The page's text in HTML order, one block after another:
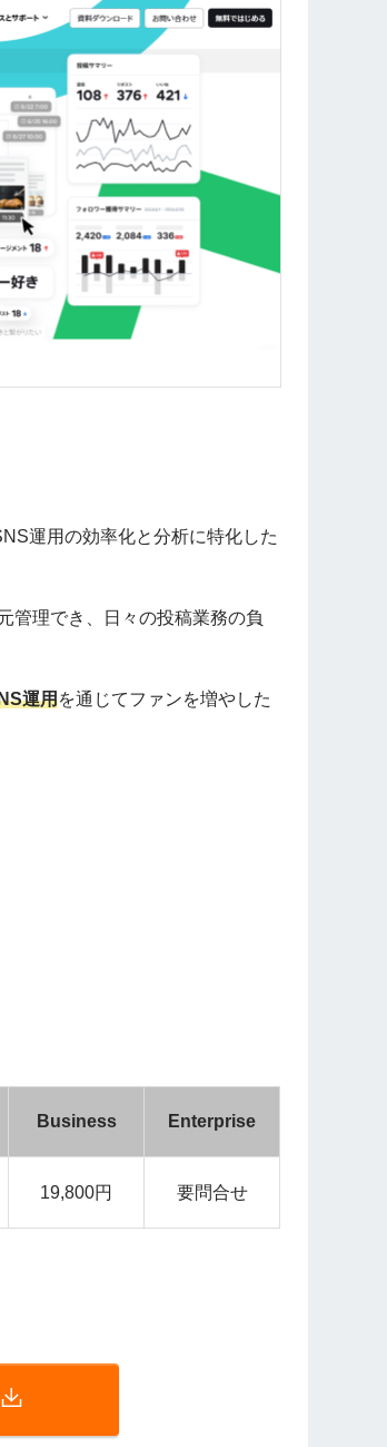
運用の効率化と分析に特化した
管理でき、日々の投稿業務の負
運用を通じてファンを増やした
Business Enterprise
19,800円 要問合せ